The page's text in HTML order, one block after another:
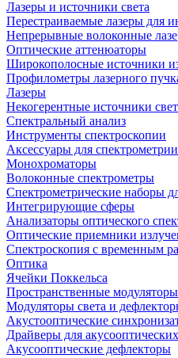
Лазеры и источники света
Перестраиваемые лазеры для
Непрерывные волоконные
Оптические аттенюаторы
Широкополосные источники
Профилометры лазерного
Лазеры
Некогерентные источники
Спектральный анализ
Инструменты спектроскопии
Аксессуары для спектрометрии
Монохроматоры
Волоконные спектрометры
Спектрометрические наборы
Интегрирующие сферы
Анализаторы оптического
Оптические приемники
Спектроскопия с временным
Оптика
Ячейки Поккельса
Пространственные модуляторы
Модуляторы света и
Акустооптические
Драйверы для
Акусооптические дефлекторы